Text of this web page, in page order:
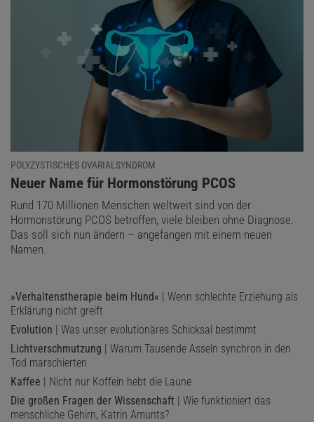
POLYZYSTISCHES OVARIALSYNDROM
:
Neuer Name für Hormonstörung PCOS
Rund 170 Millionen Menschen weltweit sind von der
Hormonstörung PCOS betroffen, viele bleiben ohne Diagnose.
Das soll sich nun ändern – angefangen mit einem neuen
Namen.
»Verhaltenstherapie beim Hund« | Wenn schlechte Erziehung als
Erklärung nicht greift
Evolution | Was unser evolutionäres Schicksal bestimmt
Lichtverschmutzung | Warum Tausende Asseln synchron in den
Tod marschierten
Kaffee | Nicht nur Koffein hebt die Laune
Die großen Fragen der Wissenschaft | Wie funktioniert das
menschliche Gehirn, Katrin Amunts?